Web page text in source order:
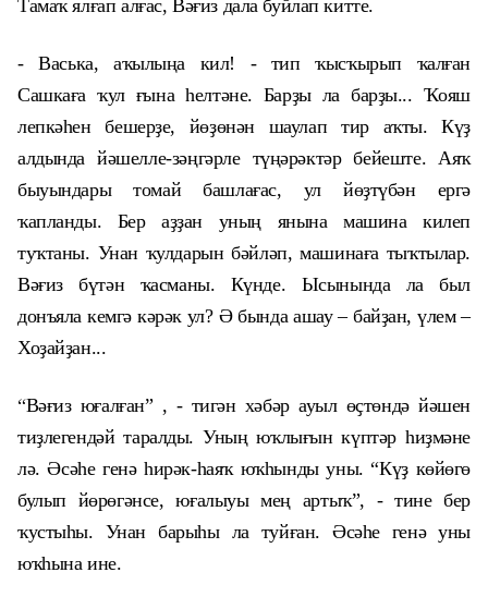
Тамаҡ ялғап алғас, Вәғиз дала буйлап китте.
- Васька, аҡылыңа кил! - тип ҡысҡырып ҡалған
Сашкаға ҡул ғына һелтәне. Барҙы ла барҙы... Ҡояш
лепкәһен бешерҙе, йөҙөнән шаулап тир аҡты. Күҙ
алдында йәшелле-зәңгәрле түңәрәктәр бейеште. Аяҡ
быуындары томай башлағас, ул йөҙтүбән ергә
ҡапланды. Бер аҙҙан уның янына машина килеп
туҡтаны. Унан ҡулдарын бәйләп, машинаға тыҡтылар.
Вәғиз бүтән ҡасманы. Күнде. Ысынында ла был
донъяла кемгә кәрәк ул? Ә бында ашау – байҙан, үлем –
Хоҙайҙан...
“Вәғиз юғалған” , - тигән хәбәр ауыл өҫтөндә йәшен
тиҙлегендәй таралды. Уның юҡлығын күптәр һиҙмәне
лә. Әсәһе генә һирәк-һаяҡ юҡһынды уны. “Күҙ көйөгө
булып йөрөгәнсе, юғалыуы мең артыҡ”, - тине бер
ҡустыһы. Унан барыһы ла туйған. Әсәһе генә уны
юҡһына ине.